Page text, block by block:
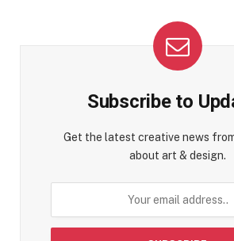
Subscribe to
Get the latest creative news
about art & design.